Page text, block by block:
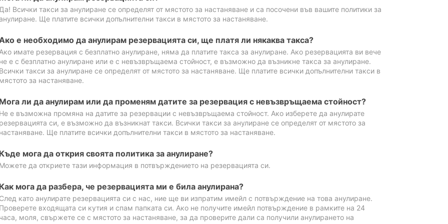
Всички такси за анулиране се определят от мястото за настаняване и са посочени във вашите политики за
Ще платите всички допълнителни такси в мястото за настаняване.
е необходимо да анулирам резервацията си, ще платя ли някаква такса?
имате резервация с безплатно анулиране, няма да платите такса за анулиране. Ако резервацията ви вече
е с безплатно анулиране или е с невъзвръщаема стойност, е възможно да възникне такса за анулиране.
такси за анулиране се определят от мястото за настаняване. Ще платите всички допълнителни такси в
за настаняване.
ли да анулирам или да променям датите за резервация с невъзвръщаема стойност?
е възможна промяна на датите за резервации с невъзвръщаема стойност. Ако изберете да анулирате
си, е възможно да възникнат такси. Всички такси за анулиране се определят от мястото за
Ще платите всички допълнителни такси в мястото за настаняване.
мога да открия своята политика за анулиране?
да откриете тази информация в потвърждението на резервацията си.
мога да разбера, че резервацията ми е била анулирана?
като анулирате резервацията си с нас, ние ще ви изпратим имейл с потвърждение на това анулиране.
входящата си кутия и спам папката си. Ако не получите имейл потвърждение в рамките на 24
моля, свържете се с мястото за настаняване, за да проверите дали са получили анулирането на